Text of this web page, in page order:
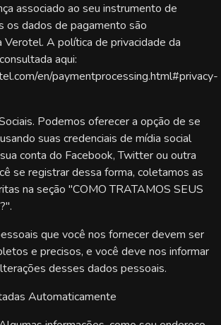
associado ao seu instrumento de
os dados de pagamento são
Verotel. A política de privacidade da
aqui:
en/paymentprocessing.html#privacy-
Podemos oferecer a opção de se
suas credenciais de mídia social
conta do Facebook, Twitter ou outra
se registrar dessa forma, coletamos as
na seção "COMO TRATAMOS SEUS
que você nos fornecer devem ser
e precisos, e você deve nos informar
desses dados pessoais.
Automaticamente